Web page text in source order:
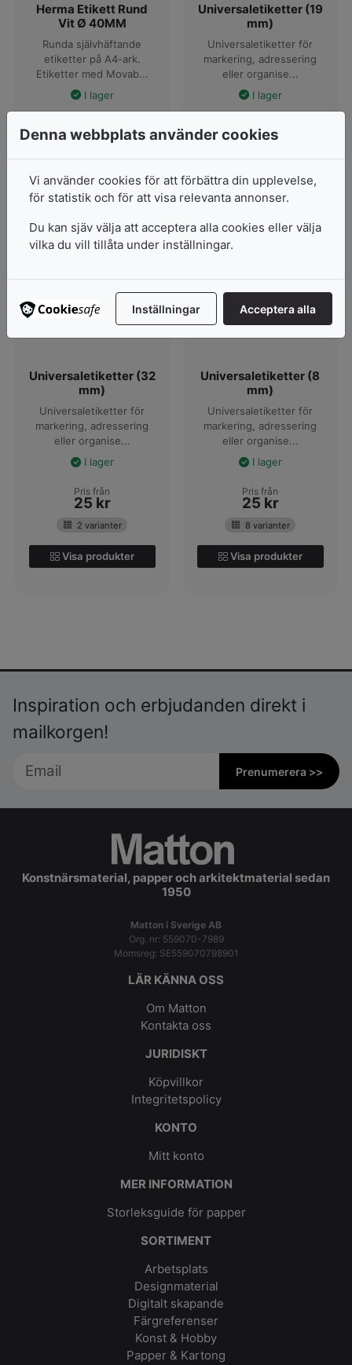
Herma Etikett Rund
Vit Ø 40MM
Runda självhäftande
etiketter på A4-ark.
Etiketter med Movab...
I lager
520kr
3 varianter
Visa produkter
Universaletiketter (19
mm)
Universaletiketter för
markering, adressering
eller organise...
I lager
25kr
13 varianter
Visa produkter
Universaletiketter (32
mm)
Universaletiketter för
markering, adressering
eller organise...
I lager
Pris från
25 kr
2 varianter
Visa produkter
Universaletiketter (8
mm)
Universaletiketter för
markering, adressering
eller organise...
I lager
Pris från
25 kr
8 varianter
Visa produkter
Inspiration och erbjudanden direkt i
mailkorgen!
Prenumerera >>
Konstnärsmaterial, papper och arkitektmaterial sedan
1950
Matton i Sverige AB
Org. nr: 559070-7989
Momsreg: SE559070798901
LÄR KÄNNA OSS
Om Matton
Kontakta oss
JURIDISKT
Köpvillkor
Integritetspolicy
KONTO
Mitt konto
MER INFORMATION
Storleksguide för papper
SORTIMENT
Arbetsplats
Designmaterial
Digitalt skapande
Färgreferenser
Konst & Hobby
Papper & Kartong
Denna webbplats använder cookies
Vi använder cookies för att förbättra din upplevelse,
för statistik och för att visa relevanta annonser.
Du kan sjäv välja att acceptera alla cookies eller välja
vilka du vill tillåta under inställningar.
Inställningar Acceptera alla